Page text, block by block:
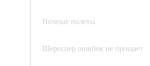
Ночные полеты
Шереспер ошибок не прощает